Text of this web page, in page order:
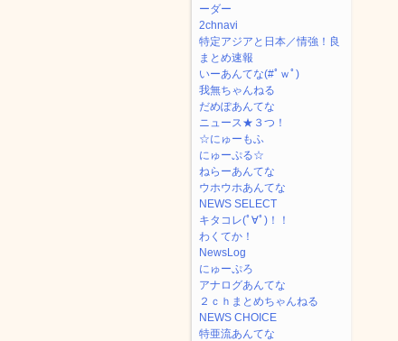
ーダー
2chnavi
特定アジアと日本／情強！良
まとめ速報
いーあんてな(#ﾟｗﾟ)
我無ちゃんねる
だめぽあんてな
ニュース★３つ！
☆にゅーもふ
にゅーぷる☆
ねらーあんてな
ウホウホあんてな
NEWS SELECT
キタコレ(ﾟ∀ﾟ)！！
わくてか！
NewsLog
にゅーぷろ
アナログあんてな
２ｃｈまとめちゃんねる
NEWS CHOICE
特亜流あんてな